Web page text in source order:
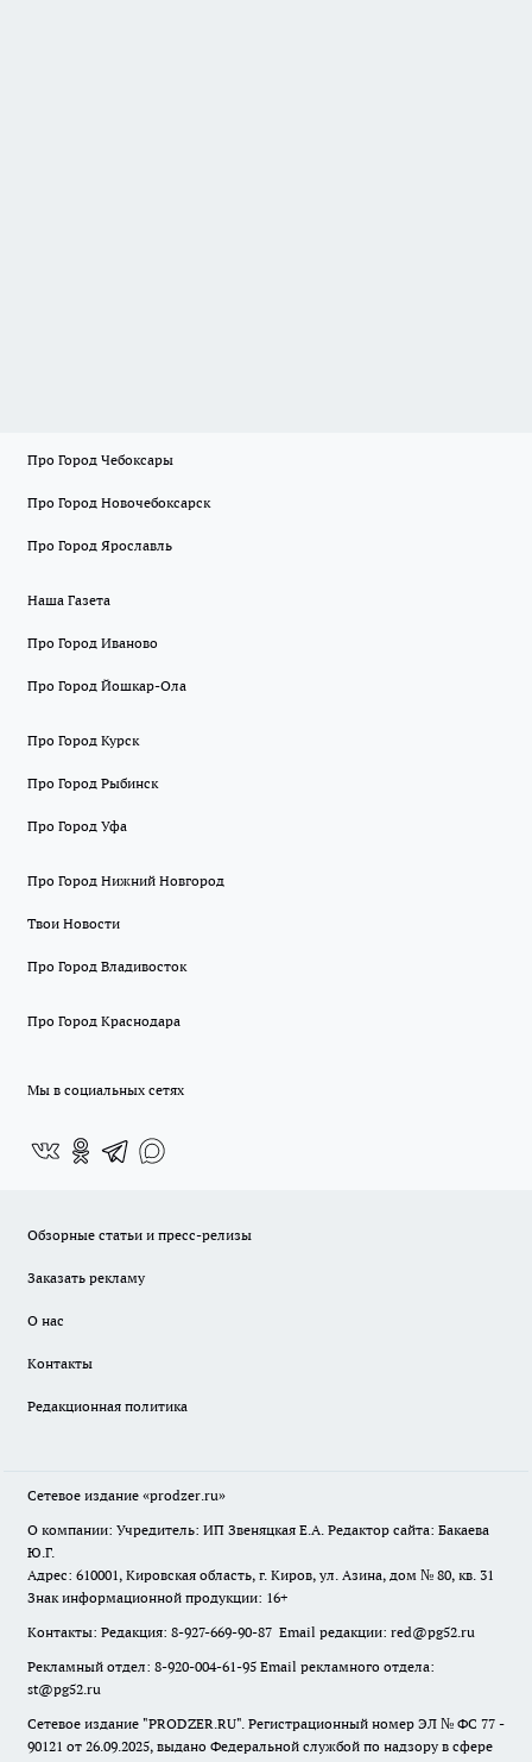
Про Город Чебоксары
Про Город Новочебоксарск
Про Город Ярославль
Наша Газета
Про Город Иваново
Про Город Йошкар-Ола
Про Город Курск
Про Город Рыбинск
Про Город Уфа
Про Город Нижний Новгород
Твои Новости
Про Город Владивосток
Про Город Краснодара
Мы в социальных сетях
Обзорные статьи и пресс-релизы
Заказать рекламу
О нас
Контакты
Редакционная политика
Сетевое издание «prodzer.ru»
О компании: Учредитель: ИП Звеняцкая Е.А. Редактор сайта: Бакаева
Ю.Г.
Адрес: 610001, Кировская область, г. Киров, ул. Азина, дом № 80, кв. 31
Знак информационной продукции: 16+
Контакты: Редакция: 8-927-669-90-87 Email редакции: red@pg52.ru
Рекламный отдел: 8-920-004-61-95 Email рекламного отдела:
st@pg52.ru
Сетевое издание "PRODZER.RU". Регистрационный номер ЭЛ № ФС 77 -
90121 от 26.09.2025, выдано Федеральной службой по надзору в сфере